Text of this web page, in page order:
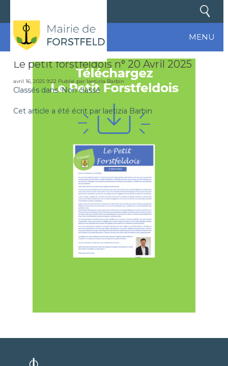
MENU
Le petit forstfeldois n° 20 Avril 2025
avril 16, 2025 9:22 Publié par laetizia Barbin
Classés dans :Non classé
Cet article a été écrit par laetizia Barbin